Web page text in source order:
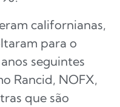
californianas,
para o
seguintes
Rancid, NOFX,
que são